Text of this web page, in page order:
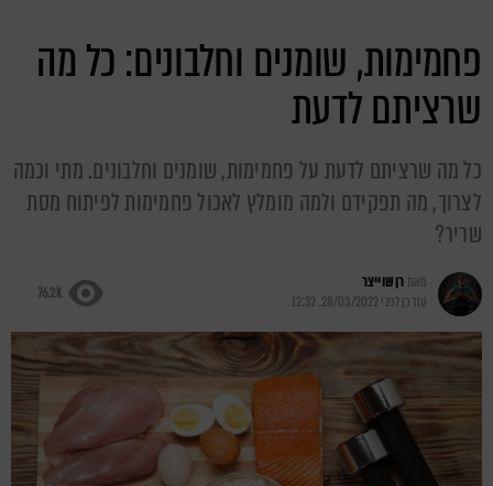
פחמימות, שומנים וחלבונים: כל מה
שרציתם לדעת
כל מה שרציתם לדעת על פחמימות, שומנים וחלבונים. מתי וכמה
לצרוך, מה תפקידם ולמה מומלץ לאכול פחמימות לפיתוח מסת
שריר?
מאתרן שוייצר
עודכן לפני28/03/2022, 12:32
76.2k